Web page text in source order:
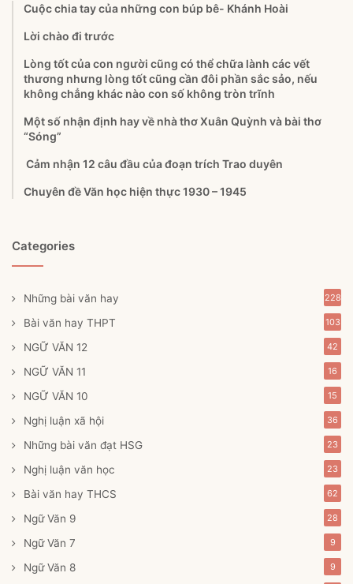
Cuộc chia tay của những con búp bê- Khánh Hoài
Lời chào đi trước
Lòng tốt của con người cũng có thể chữa lành các vết
thương nhưng lòng tốt cũng cần đôi phần sắc sảo, nếu
không chẳng khác nào con số không tròn trĩnh
Một số nhận định hay về nhà thơ Xuân Quỳnh và bài thơ
“Sóng”
Cảm nhận 12 câu đầu của đoạn trích Trao duyên
Chuyên đề Văn học hiện thực 1930 – 1945
Categories
Những bài văn hay 228
Bài văn hay THPT 103
NGỮ VĂN 12 42
NGỮ VĂN 11 16
NGỮ VĂN 10 15
Nghị luận xã hội 36
Những bài văn đạt HSG 23
Nghị luận văn học 23
Bài văn hay THCS 62
Ngữ Văn 9 28
Ngữ Văn 7 9
Ngữ Văn 8 9